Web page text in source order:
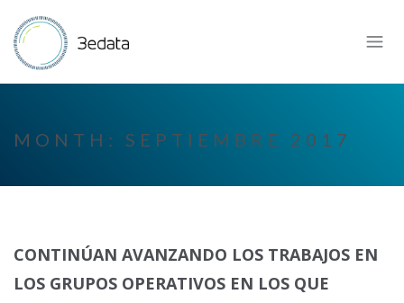
MONTH: SEPTIEMBRE 2017
CONTINÚAN AVANZANDO LOS TRABAJOS EN
LOS GRUPOS OPERATIVOS EN LOS QUE